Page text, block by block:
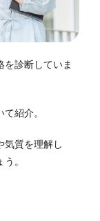
を診断していま
紹介。
気質を理解し
。